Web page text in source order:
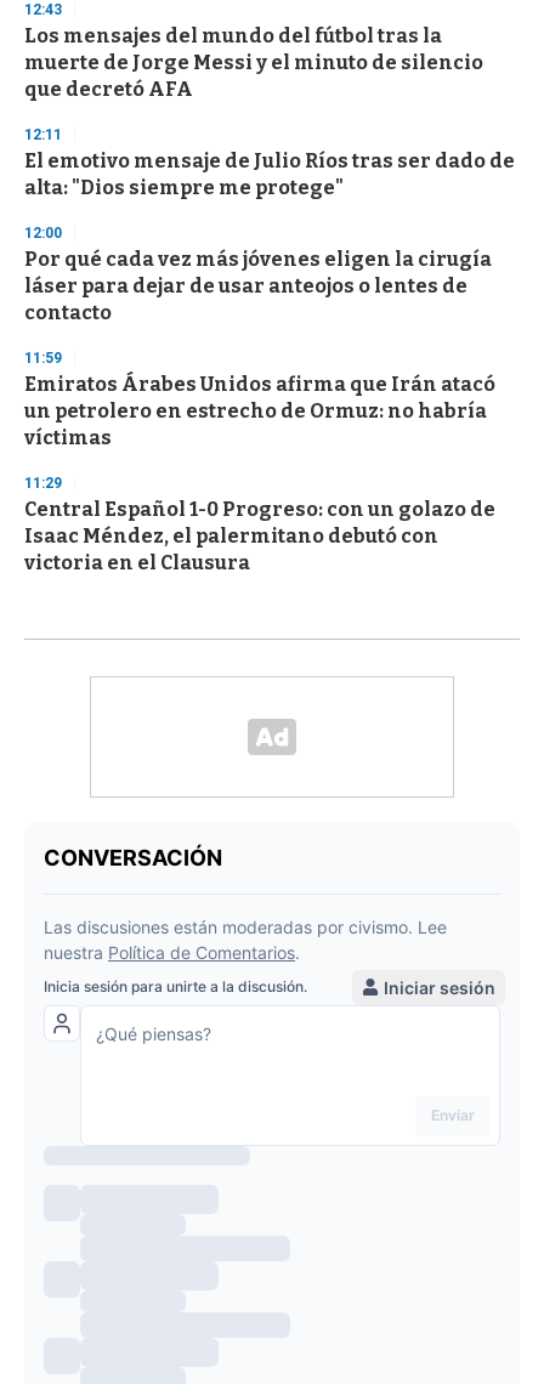
12:43
Los mensajes del mundo del fútbol tras la
muerte de Jorge Messi y el minuto de silencio
que decretó AFA
12:11
El emotivo mensaje de Julio Ríos tras ser dado de
alta: "Dios siempre me protege"
12:00
Por qué cada vez más jóvenes eligen la cirugía
láser para dejar de usar anteojos o lentes de
contacto
11:59
Emiratos Árabes Unidos afirma que Irán atacó
un petrolero en estrecho de Ormuz: no habría
víctimas
11:29
Central Español 1-0 Progreso: con un golazo de
Isaac Méndez, el palermitano debutó con
victoria en el Clausura